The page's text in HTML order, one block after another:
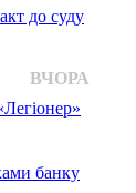
до суду
ВЧОРА
банку